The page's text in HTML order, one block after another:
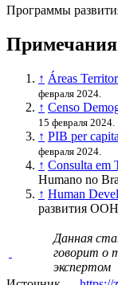
Программы
Примечания
↑ Áreas
февраля 2024.
↑ Censo
15 февраля 2024.
↑ PIB per capita
февраля 2024.
↑ Consulta em
Humano no
↑ Human
развития ООН
Данная
говорит о
экспертом